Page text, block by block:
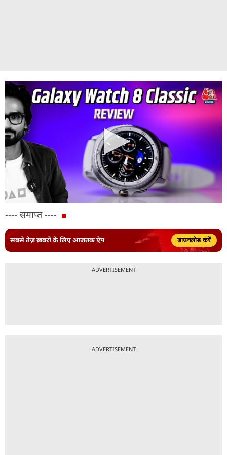
---- समाप्त ----
सबसे तेज़ ख़बरों के लिए आजतक ऐप डाउनलोड करें
ADVERTISEMENT
ADVERTISEMENT